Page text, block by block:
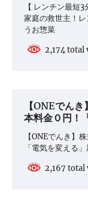
【 レンチン最短
家庭の救世主！
うお惣菜
2,174 total
【ONEでん
本料金０円！
【ONEでんき】
「電気を変える
2,167 total